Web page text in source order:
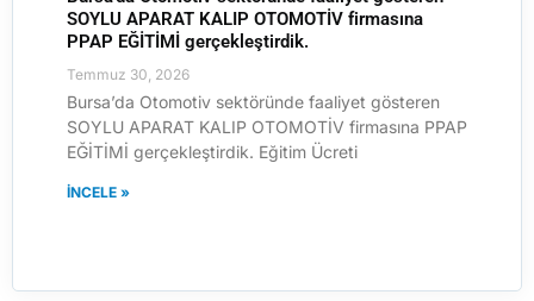
SOYLU APARAT KALIP OTOMOTİV firmasına
PPAP EĞİTİMİ gerçekleştirdik.
Temmuz 30, 2026
Bursa’da Otomotiv sektöründe faaliyet gösteren
SOYLU APARAT KALIP OTOMOTİV firmasına PPAP
EĞİTİMİ gerçekleştirdik. Eğitim Ücreti
İNCELE »